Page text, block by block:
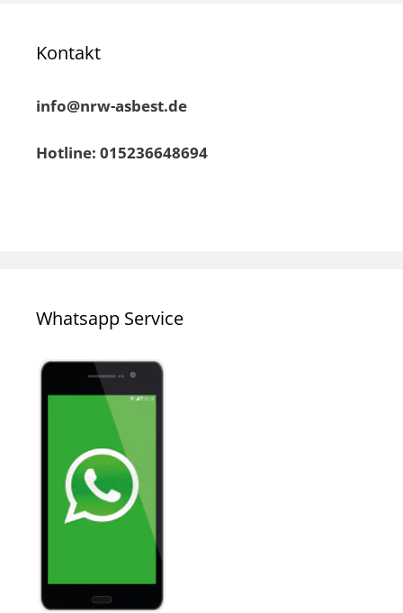
Kontakt
info@nrw-asbest.de
Hotline: 015236648694
Whatsapp Service